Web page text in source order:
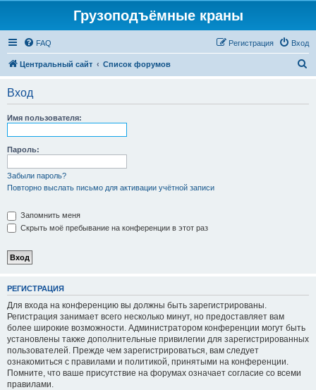
Грузоподъёмные краны
FAQ Вход
Регистрация
Центральный сайт Список форумов
Вход
Имя пользователя:
Пароль:
Забыли пароль?
Повторно выслать письмо для активации учётной записи
Запомнить меня
Скрыть моё пребывание на конференции в этот раз
РЕГИСТРАЦИЯ
Для входа на конференцию вы должны быть зарегистрированы.
Регистрация занимает всего несколько минут, но предоставляет вам
более широкие возможности. Администратором конференции могут быть
установлены также дополнительные привилегии для зарегистрированных
пользователей. Прежде чем зарегистрироваться, вам следует
ознакомиться с правилами и политикой, принятыми на конференции.
Помните, что ваше присутствие на форумах означает согласие со всеми
правилами.